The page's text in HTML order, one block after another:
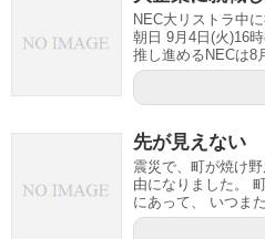
NEC大リストラ中
朝日 9月4日(火)16
推し進めるNECは8
先が見えない
震災で、町が焼け
由になりました。
にあって、 いつま